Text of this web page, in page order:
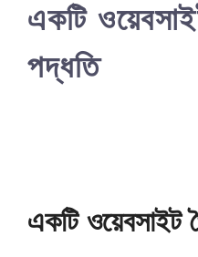
একটি
পদ্ধতি
একটি ওয়েবসাইট